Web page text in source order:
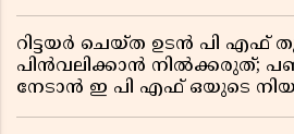
റിട്ടയർ ചെയ്ത ഉടൻ പി
പിൻവലിക്കാൻ നിൽക്കരുത്;
നേടാൻ ഇ പി എഫ് ഒയുടെ